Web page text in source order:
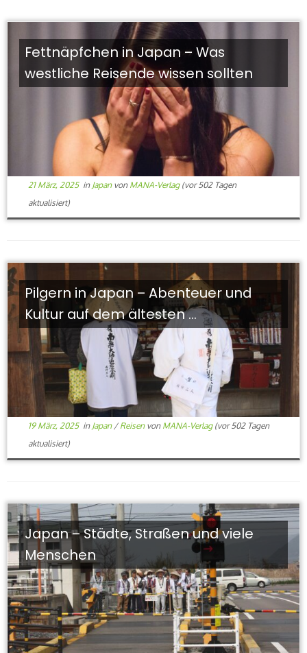
Fettnäpfchen in Japan – Was
westliche Reisende wissen sollten
21 März, 2025in Japan von MANA-Verlag(vor 502 Tagen
aktualisiert)
Pilgern in Japan – Abenteuer und
Kultur auf dem ältesten ...
19 März, 2025in Japan / Reisen von MANA-Verlag(vor 502 Tagen
aktualisiert)
Japan – Städte, Straßen und viele
Menschen